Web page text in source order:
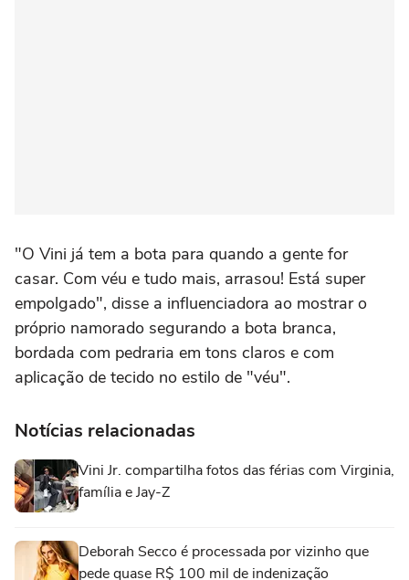
"O Vini já tem a bota para quando a gente for
casar. Com véu e tudo mais, arrasou! Está super
empolgado", disse a influenciadora ao mostrar o
próprio namorado segurando a bota branca,
bordada com pedraria em tons claros e com
aplicação de tecido no estilo de "véu".
Notícias relacionadas
Vini Jr. compartilha fotos das férias com Virginia,
família e Jay-Z
Deborah Secco é processada por vizinho que
pede quase R$ 100 mil de indenização